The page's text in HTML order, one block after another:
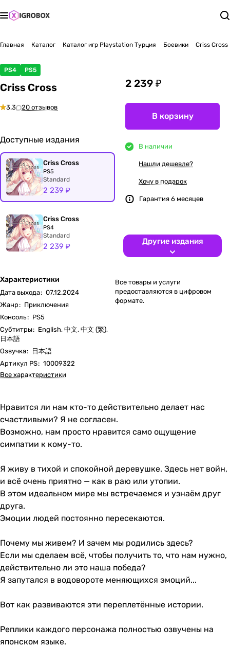
Главная Каталог Каталог игр Playstation Турция Боевики Criss Cross
PS4 PS5
Criss Cross
3.3 20 отзывов
Доступные издания
Criss Cross
PS5
Standard
2 239 ₽
Criss Cross
PS4
Standard
2 239 ₽
Характеристики
Дата выхода: 07.12.2024
Жанр: Приключения
Консоль: PS5
Субтитры: English, 中文, 中文 (繁),
日本語
Озвучка:
日本語
Артикул PS: 10009322
Все характеристики
2 239 ₽
В корзину
В наличии
Нашли дешевле?
Хочу в подарок
Гарантия 6 месяцев
Другие издания
Все товары и услуги
предоставляются в цифровом
формате.
Нравится ли нам кто-то действительно делает нас
счастливыми? Я не согласен.
Возможно, нам просто нравится само ощущение
симпатии к кому-то.
Я живу в тихой и спокойной деревушке. Здесь нет войн,
и всё очень приятно — как в раю или утопии.
В этом идеальном мире мы встречаемся и узнаём друг
друга.
Эмоции людей постоянно пересекаются.
Почему мы живем? И зачем мы родились здесь?
Если мы сделаем всё, чтобы получить то, что нам нужно,
действительно ли это наша победа?
Я запутался в водовороте меняющихся эмоций...
Вот как развиваются эти переплетённые истории.
Реплики каждого персонажа полностью озвучены на
японском языке.